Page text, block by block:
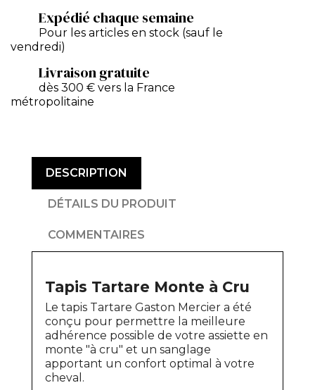
Expédié chaque semaine
Pour les articles en stock (sauf le
vendredi)
Livraison gratuite
dès 300 € vers la France
métropolitaine
DESCRIPTION
DÉTAILS DU PRODUIT
COMMENTAIRES
Tapis Tartare Monte à Cru
Le tapis Tartare Gaston Mercier a été
conçu pour permettre la meilleure
adhérence possible de votre assiette en
monte "à cru" et un sanglage
apportant un confort optimal à votre
cheval.